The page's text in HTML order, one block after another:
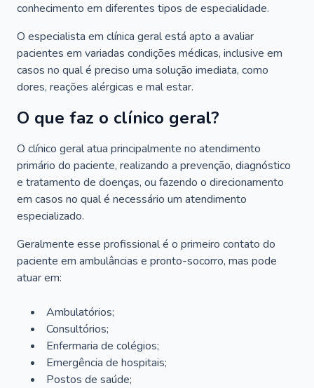
conhecimento em diferentes tipos de especialidade.
O especialista em clínica geral está apto a avaliar
pacientes em variadas condições médicas, inclusive em
casos no qual é preciso uma solução imediata, como
dores, reações alérgicas e mal estar.
O que faz o clínico geral?
O clínico geral atua principalmente no atendimento
primário do paciente, realizando a prevenção, diagnóstico
e tratamento de doenças, ou fazendo o direcionamento
em casos no qual é necessário um atendimento
especializado.
Geralmente esse profissional é o primeiro contato do
paciente em ambulâncias e pronto-socorro, mas pode
atuar em:
Ambulatórios;
Consultórios;
Enfermaria de colégios;
Emergência de hospitais;
Postos de saúde;